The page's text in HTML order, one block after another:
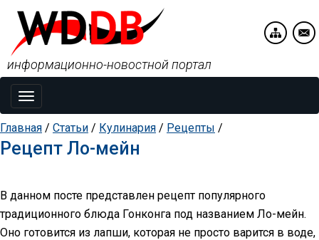
Toggle
navigation
информационно-новостной портал
Главная / Статьи / Кулинария / Рецепты /
Рецепт Ло-мейн
В данном посте представлен рецепт популярного
традиционного блюда Гонконга под названием Ло-мейн.
Оно готовится из лапши, которая не просто варится в воде,